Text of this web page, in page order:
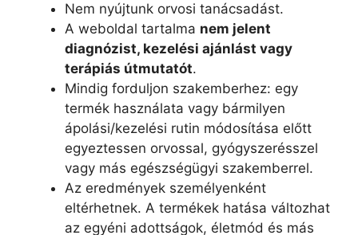
Nem nyújtunk orvosi tanácsadást.
A weboldal tartalma nem jelent
diagnózist, kezelési ajánlást vagy
terápiás útmutatót.
Mindig forduljon szakemberhez: egy
termék használata vagy bármilyen
ápolási/kezelési rutin módosítása előtt
egyeztessen orvossal, gyógyszerésszel
vagy más egészségügyi szakemberrel.
Az eredmények személyenként
eltérhetnek. A termékek hatása változhat
az egyéni adottságok, életmód és más